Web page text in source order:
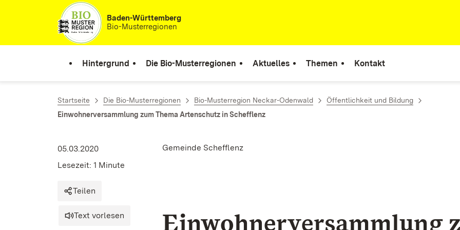
Zum Inhalt springenBaden-Württemberg
Bio-Musterregionen
Hintergrund Die Bio-Musterregionen Aktuelles Themen Kontakt
Startseite Die Bio-Musterregionen Bio-Musterregion Neckar-Odenwald
Öffentlichkeit und Bildung
Einwohnerversammlung zum Thema Artenschutz in Schefflenz
Gemeinde Schefflenz
05.03.2020
Lesezeit: 1 Minute
Teilen
Text vorlesen
Einwohnerversammlung